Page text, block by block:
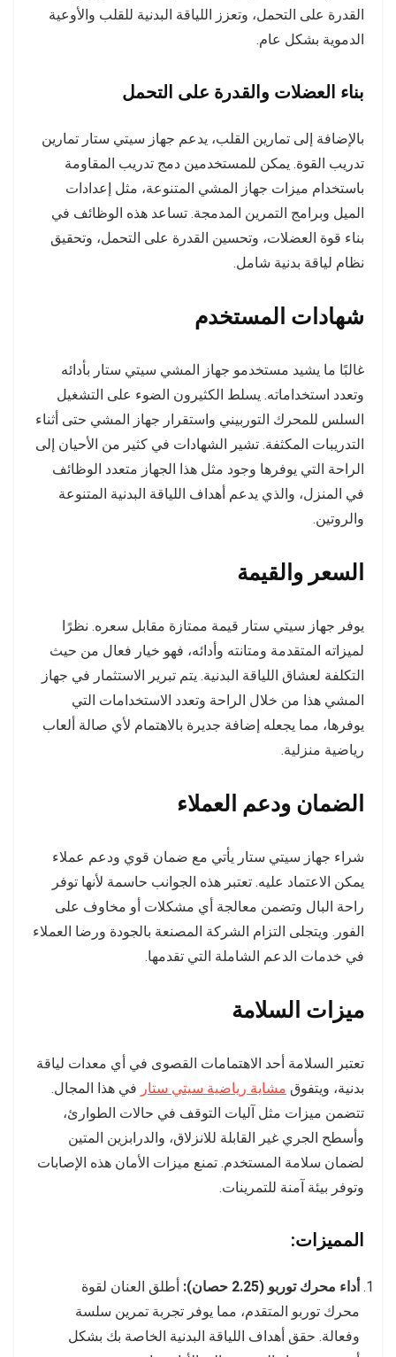
القدرة على التحمل، وتعزز اللياقة البدنية للقلب والأوعية
الدموية بشكل عام.
بناء العضلات والقدرة على التحمل
بالإضافة إلى تمارين القلب، يدعم جهاز سيتي ستار تمارين
تدريب القوة. يمكن للمستخدمين دمج تدريب المقاومة
باستخدام ميزات جهاز المشي المتنوعة، مثل إعدادات
الميل وبرامج التمرين المدمجة. تساعد هذه الوظائف في
بناء قوة العضلات، وتحسين القدرة على التحمل، وتحقيق
نظام لياقة بدنية شامل.
شهادات المستخدم
غالبًا ما يشيد مستخدمو جهاز المشي سيتي ستار بأدائه
وتعدد استخداماته. يسلط الكثيرون الضوء على التشغيل
السلس للمحرك التوربيني واستقرار جهاز المشي حتى أثناء
التدريبات المكثفة. تشير الشهادات في كثير من الأحيان إلى
الراحة التي يوفرها وجود مثل هذا الجهاز متعدد الوظائف
في المنزل، والذي يدعم أهداف اللياقة البدنية المتنوعة
والروتين.
السعر والقيمة
يوفر جهاز سيتي ستار قيمة ممتازة مقابل سعره. نظرًا
لميزاته المتقدمة ومتانته وأدائه، فهو خيار فعال من حيث
التكلفة لعشاق اللياقة البدنية. يتم تبرير الاستثمار في جهاز
المشي هذا من خلال الراحة وتعدد الاستخدامات التي
يوفرها، مما يجعله إضافة جديرة بالاهتمام لأي صالة ألعاب
رياضية منزلية.
الضمان ودعم العملاء
شراء جهاز سيتي ستار يأتي مع ضمان قوي ودعم عملاء
يمكن الاعتماد عليه. تعتبر هذه الجوانب حاسمة لأنها توفر
راحة البال وتضمن معالجة أي مشكلات أو مخاوف على
الفور. ويتجلى التزام الشركة المصنعة بالجودة ورضا العملاء
في خدمات الدعم الشاملة التي تقدمها.
ميزات السلامة
تعتبر السلامة أحد الاهتمامات القصوى في أي معدات لياقة
بدنية، ويتفوق مشاية رياضية سيتي ستار في هذا المجال.
تتضمن ميزات مثل آليات التوقف في حالات الطوارئ،
وأسطح الجري غير القابلة للانزلاق، والدرابزين المتين
لضمان سلامة المستخدم. تمنع ميزات الأمان هذه الإصابات
وتوفر بيئة آمنة للتمرينات.
المميزات:
أداء محرك توربو (2.25 حصان):
أطلق العنان لقوة
محرك توربو المتقدم، مما يوفر تجربة تمرين سلسة
وفعالة. حقق أهداف اللياقة البدنية الخاصة بك بشكل